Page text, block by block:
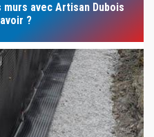
avec Artisan Dubois
?